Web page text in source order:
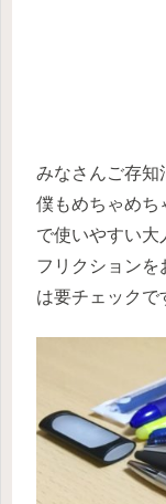
みなさんご存知
僕もめちゃめち
で使いやすい大
フリクションを
は要チェックで